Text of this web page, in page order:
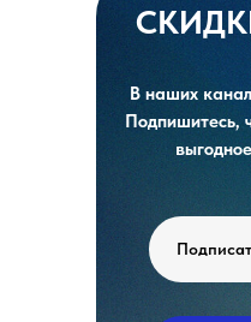
В наших
Подпишитесь,